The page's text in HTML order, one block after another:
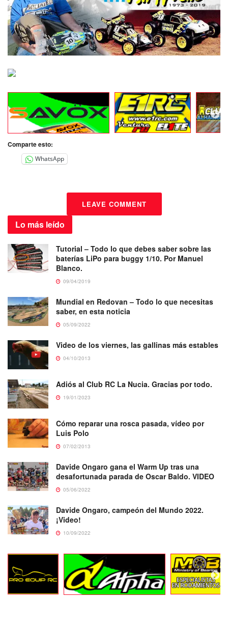
Comparte esto:
WhatsApp
LEAVE COMMENT
Lo más leído
Tutorial – Todo lo que debes saber sobre las
baterías LiPo para buggy 1/10. Por Manuel
Blanco.
09/04/2019
Mundial en Redovan – Todo lo que necesitas
saber, en esta noticia
05/09/2022
Video de los viernes, las gallinas más estables
04/10/2013
Adiós al Club RC La Nucia. Gracias por todo.
19/01/2023
Cómo reparar una rosca pasada, vídeo por
Luis Polo
07/02/2013
Davide Ongaro gana el Warm Up tras una
desafortunada parada de Oscar Baldo. VIDEO
05/06/2022
Davide Ongaro, campeón del Mundo 2022.
¡Video!
10/09/2022